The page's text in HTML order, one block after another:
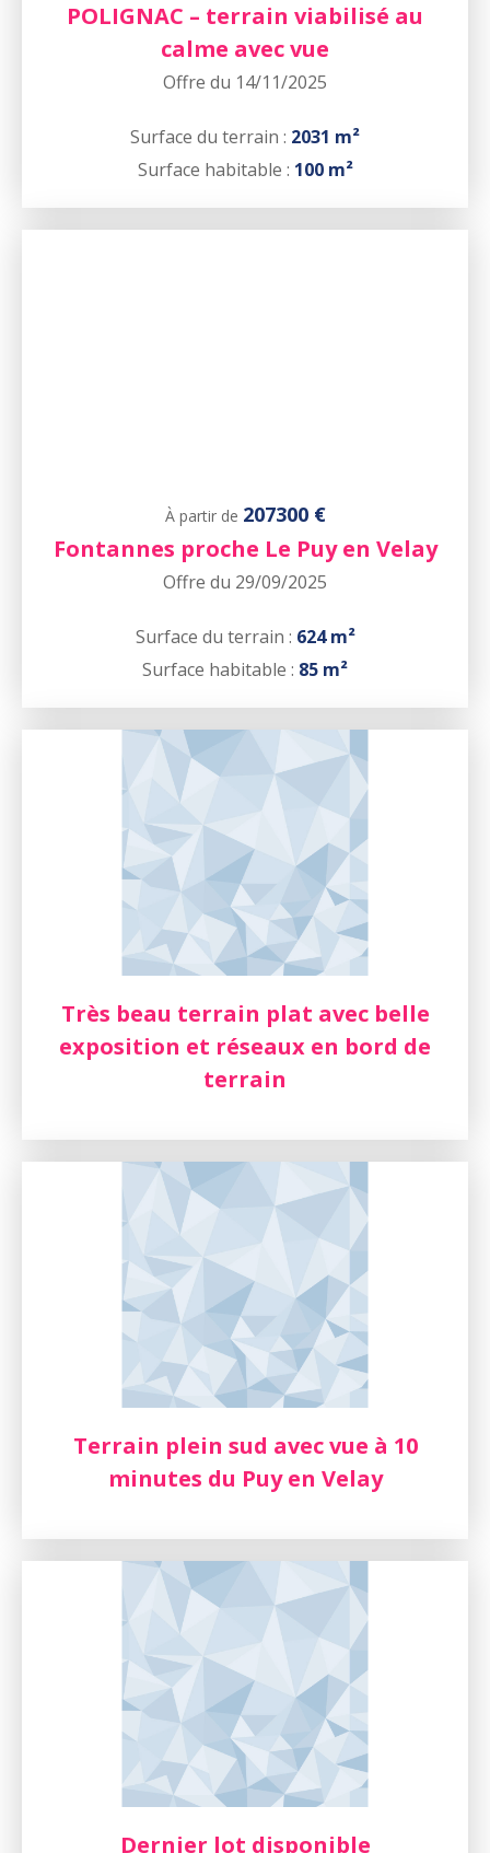
POLIGNAC – terrain viabilisé au
calme avec vue
Offre du 14/11/2025
Surface du terrain : 2031 m²
Surface habitable : 100 m²
À partir de 207300 €
Fontannes proche Le Puy en Velay
Offre du 29/09/2025
Surface du terrain : 624 m²
Surface habitable : 85 m²
Très beau terrain plat avec belle
exposition et réseaux en bord de
terrain
Terrain plein sud avec vue à 10
minutes du Puy en Velay
Dernier lot disponible